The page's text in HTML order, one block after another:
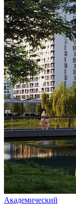
Академический